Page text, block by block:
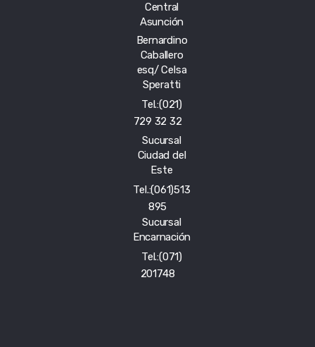
Central
Asunción
Bernardino
Caballero
esq/ Celsa
Speratti
Tel.:(021)
729 32 32
Sucursal
Ciudad del
Este
Tel.:(061)513
895
Sucursal
Encarnación
Tel.:(071)
201748